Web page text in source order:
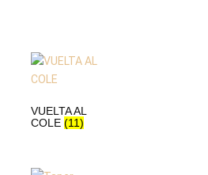
VUELTA AL
COLE (11)